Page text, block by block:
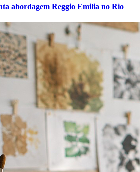
abordagem Reggio Emilia no Rio